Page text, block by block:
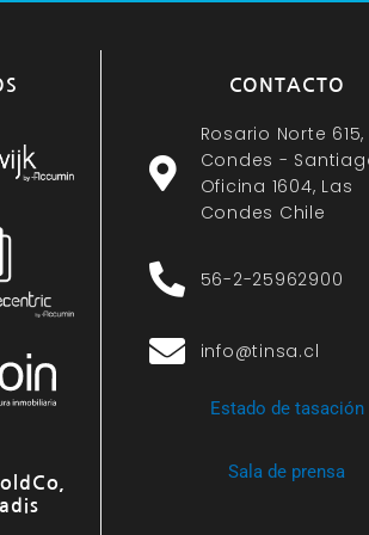
anuncios o contenido
CONTACTO
Rosario Norte 615,
Condes -
Oficina 1604, Las
Condes Chile
56-2-25962900
info@tinsa.cl
Estado de tasación
Sala de prensa